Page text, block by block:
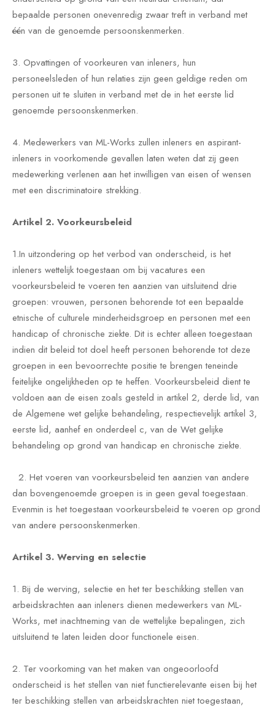
bepaalde personen onevenredig zwaar treft in verband met
één van de genoemde persoonskenmerken.
3. Opvattingen of voorkeuren van inleners, hun
personeelsleden of hun relaties zijn geen geldige reden om
personen uit te sluiten in verband met de in het eerste lid
genoemde persoonskenmerken.
4. Medewerkers van ML-Works zullen inleners en aspirant-
inleners in voorkomende gevallen laten weten dat zij geen
medewerking verlenen aan het inwilligen van eisen of wensen
met een discriminatoire strekking.
Artikel 2. Voorkeursbeleid
1.In uitzondering op het verbod van onderscheid, is het
inleners wettelijk toegestaan om bij vacatures een
voorkeursbeleid te voeren ten aanzien van uitsluitend drie
groepen: vrouwen, personen behorende tot een bepaalde
etnische of culturele minderheidsgroep en personen met een
handicap of chronische ziekte. Dit is echter alleen toegestaan
indien dit beleid tot doel heeft personen behorende tot deze
groepen in een bevoorrechte positie te brengen teneinde
feitelijke ongelijkheden op te heffen. Voorkeursbeleid dient te
voldoen aan de eisen zoals gesteld in artikel 2, derde lid, van
de Algemene wet gelijke behandeling, respectievelijk artikel 3,
eerste lid, aanhef en onderdeel c, van de Wet gelijke
behandeling op grond van handicap en chronische ziekte.
2. Het voeren van voorkeursbeleid ten aanzien van andere
dan bovengenoemde groepen is in geen geval toegestaan.
Evenmin is het toegestaan voorkeursbeleid te voeren op grond
van andere persoonskenmerken.
Artikel 3. Werving en selectie
1. Bij de werving, selectie en het ter beschikking stellen van
arbeidskrachten aan inleners dienen medewerkers van ML-
Works, met inachtneming van de wettelijke bepalingen, zich
uitsluitend te laten leiden door functionele eisen.
2. Ter voorkoming van het maken van ongeoorloofd
onderscheid is het stellen van niet functierelevante eisen bij het
ter beschikking stellen van arbeidskrachten niet toegestaan,